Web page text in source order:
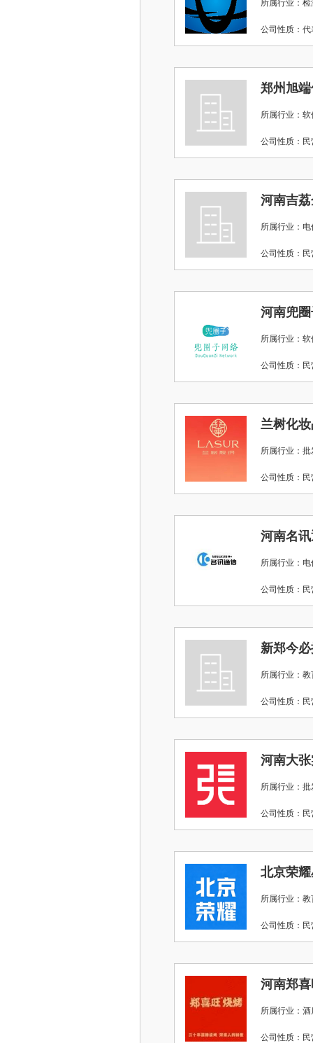
所属行业：检
公司性质
郑州旭
所属行业：
公司性质
河南吉
所属行业：
公司性质
河南兜
所属行业：
公司性质
兰树化
所属行业：批
公司性质
河南名
所属行业：
公司性质
新郑今
所属行业：
公司性质
河南大
所属行业：批
公司性质
北京荣
所属行业：
公司性质
河南郑
所属行业：酒
公司性质